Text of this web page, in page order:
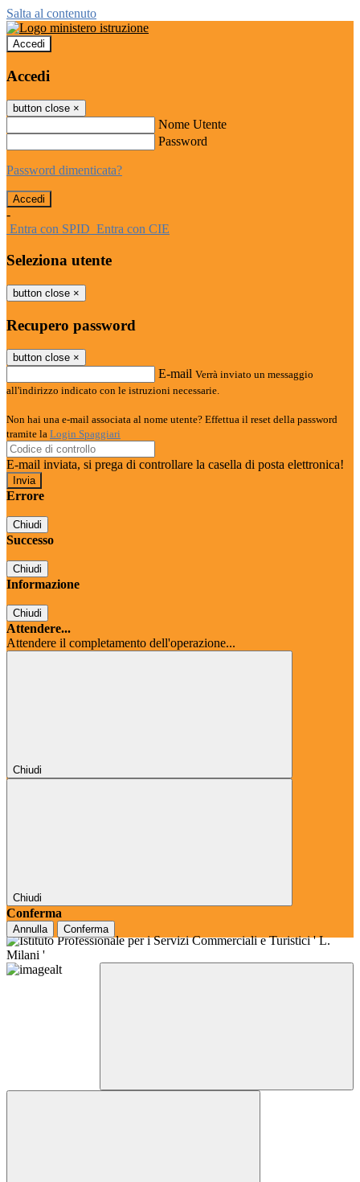
Salta al contenuto
Accedi
Accedi
button close ×
Nome Utente
Password
Password dimenticata?
-
Entra con SPID Entra con CIE
Seleziona utente
button close ×
Recupero password
button close ×
E-mail Verrà inviato un messaggio
all'indirizzo indicato con le istruzioni necessarie.
Non hai una e-mail associata al nome utente? Effettua il reset della password
tramite la Login Spaggiari
E-mail inviata, si prega di controllare la casella di posta elettronica!
Errore
Chiudi
Successo
Chiudi
Informazione
Chiudi
Attendere...
Attendere il completamento dell'operazione...
Chiudi
Chiudi
Conferma
Annulla Conferma